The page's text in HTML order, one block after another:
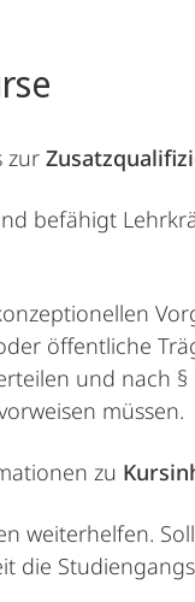
zur
befähigt
öffentliche
und nach
müssen.
zu
weiterhelfen.
die